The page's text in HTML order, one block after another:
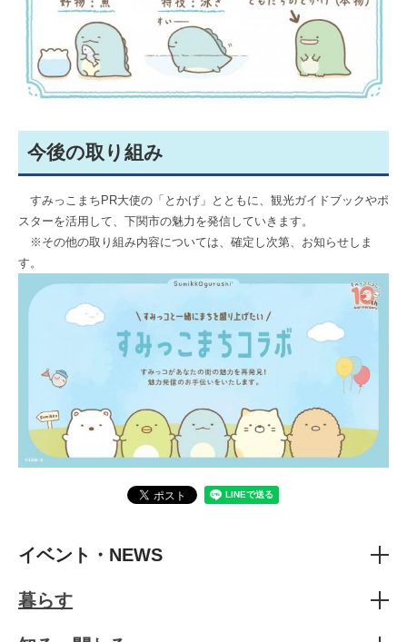
今後の取り組み
すみっこまちPR大使の「とかげ」とともに、観光ガイドブックやポ
スターを活用して、下関市の魅力を発信していきます。
※その他の取り組み内容については、確定し次第、お知らせしま
す。
イベント・NEWS
暮らす